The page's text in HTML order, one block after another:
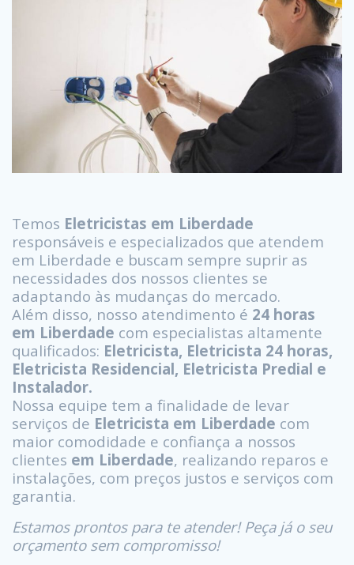
Temos Eletricistas em Liberdade
responsáveis e especializados que atendem
em Liberdade e buscam sempre suprir as
necessidades dos nossos clientes se
adaptando às mudanças do mercado.
Além disso, nosso atendimento é 24 horas
em Liberdade com especialistas altamente
qualificados: Eletricista, Eletricista 24 horas,
Eletricista Residencial, Eletricista Predial e
Instalador.
Nossa equipe tem a finalidade de levar
serviços de Eletricista em Liberdade com
maior comodidade e confiança a nossos
clientes em Liberdade, realizando reparos e
instalações, com preços justos e serviços com
garantia.
Estamos prontos para te atender! Peça já o seu
orçamento sem compromisso!